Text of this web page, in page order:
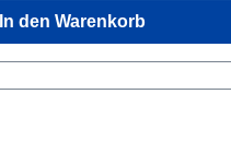
In den Warenkorb